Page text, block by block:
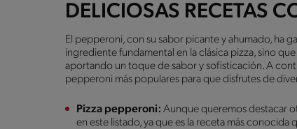
DELICIOSAS RECETAS
El pepperoni, con su sabor picante y ahumado, ha
ingrediente fundamental en la clásica pizza, sino
aportando un toque de sabor y sofisticación. A
pepperoni más populares para que disfrutes de
Pizza pepperoni: Aunque queremos destacar
en este listado, ya que es la receta más